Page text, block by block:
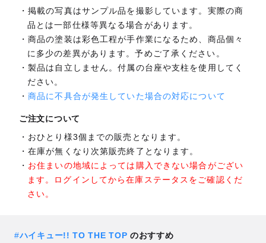
掲載の写真はサンプル品を撮影しています。実際の商
品とは一部仕様等異なる場合があります。
商品の塗装は彩色工程が手作業になるため、商品個々
に多少の差異があります。予めご了承ください。
製品は自立しません。付属の台座や支柱を使用してく
ださい。
商品に不具合が発生していた場合の対応について
ご注文について
おひとり様3個までの販売となります。
在庫が無くなり次第販売終了となります。
お住まいの地域によっては購入できない場合がござい
ます。ログインしてから在庫ステータスをご確認くだ
さい。
#ハイキュー!! TO THE TOP のおすすめ